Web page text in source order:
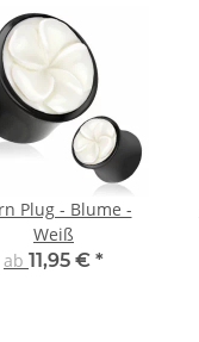
Plug - Blume -
Weiß
ab 11,95 € *